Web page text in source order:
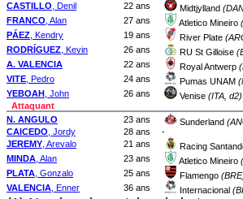
CASTILLO , Denil 22 ans Midtjylland
FRANCO , Alan 27 ans Atletico Mineiro
PÁEZ , Kendry 19 ans River Plate
RODRÍGUEZ , Kevin 26 ans RU St Gilloise
A. VALENCIA
22 ans Royal Antwerp
VITE , Pedro 24 ans Pumas UNAM
YEBOAH , John 26 ans Venise (ITA, d2)
Attaquant
N. ANGULO
23 ans Sunderland
CAICEDO , Jordy 28 ans -
JEREMY , Arevalo 21 ans Racing
MINDA , Alan 23 ans Atletico Mineiro
PLATA , Gonzalo 25 ans Flamengo
VALENCIA , Enner 36 ans Internacional